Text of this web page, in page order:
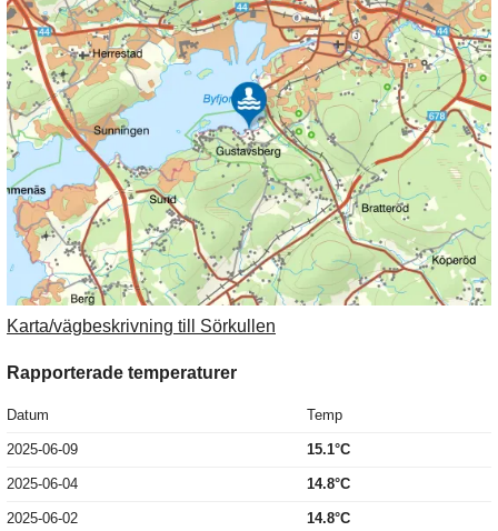
Karta/vägbeskrivning till Sörkullen
Rapporterade temperaturer
Datum Temp
2025-06-09 15.1°C
2025-06-04 14.8°C
2025-06-02 14.8°C